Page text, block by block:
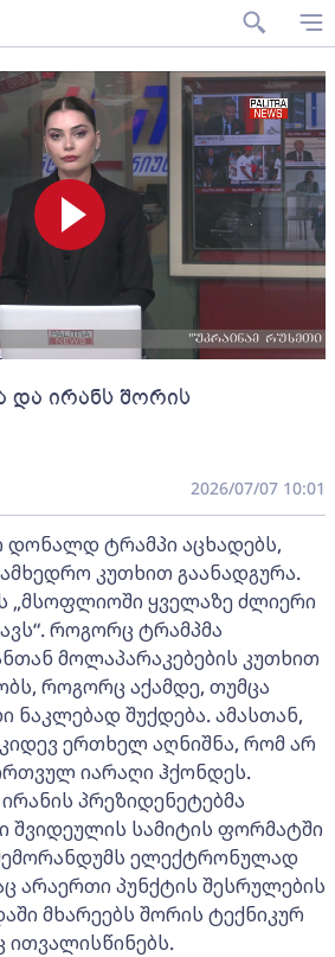
და ირანს შორის
2026/07/07 10:01
დონალდ ტრამპი აცხადებს,
კუთხით გაანადგურა.
„მსოფლიოში ყველაზე ძლიერი
როგორც ტრამპმა
მოლაპარაკებების კუთხით
როგორც აქამდე, თუმცა
ნაკლებად შუქდება. ამასთან,
ერთხელ აღნიშნა, რომ არ
იარაღი ჰქონდეს.
პრეზიდენეტებმა
შვიდეულის სამიტის ფორმატში
ელექტრონულად
არაერთი პუნქტის შესრულების
მხარეებს შორის ტექნიკურ
ითვალისწინებს.